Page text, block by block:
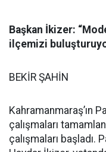
Başkan İkizer:
ilçemizi
BEKİR ŞAHİN
Kahramanmaraş’ın
çalışmaları
çalışmaları başladı.